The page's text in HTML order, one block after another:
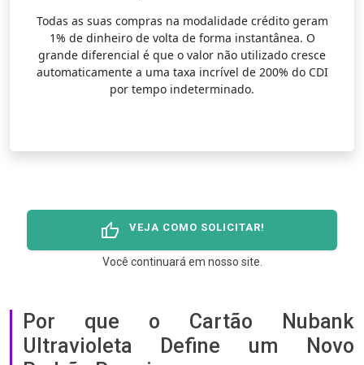
Todas as suas compras na modalidade crédito geram
1% de dinheiro de volta de forma instantânea. O
grande diferencial é que o valor não utilizado cresce
automaticamente a uma taxa incrível de 200% do CDI
por tempo indeterminado.
thumb_up VEJA COMO SOLICITAR!
Você continuará em nosso site.
Por que o Cartão Nubank
Ultravioleta Define um Novo